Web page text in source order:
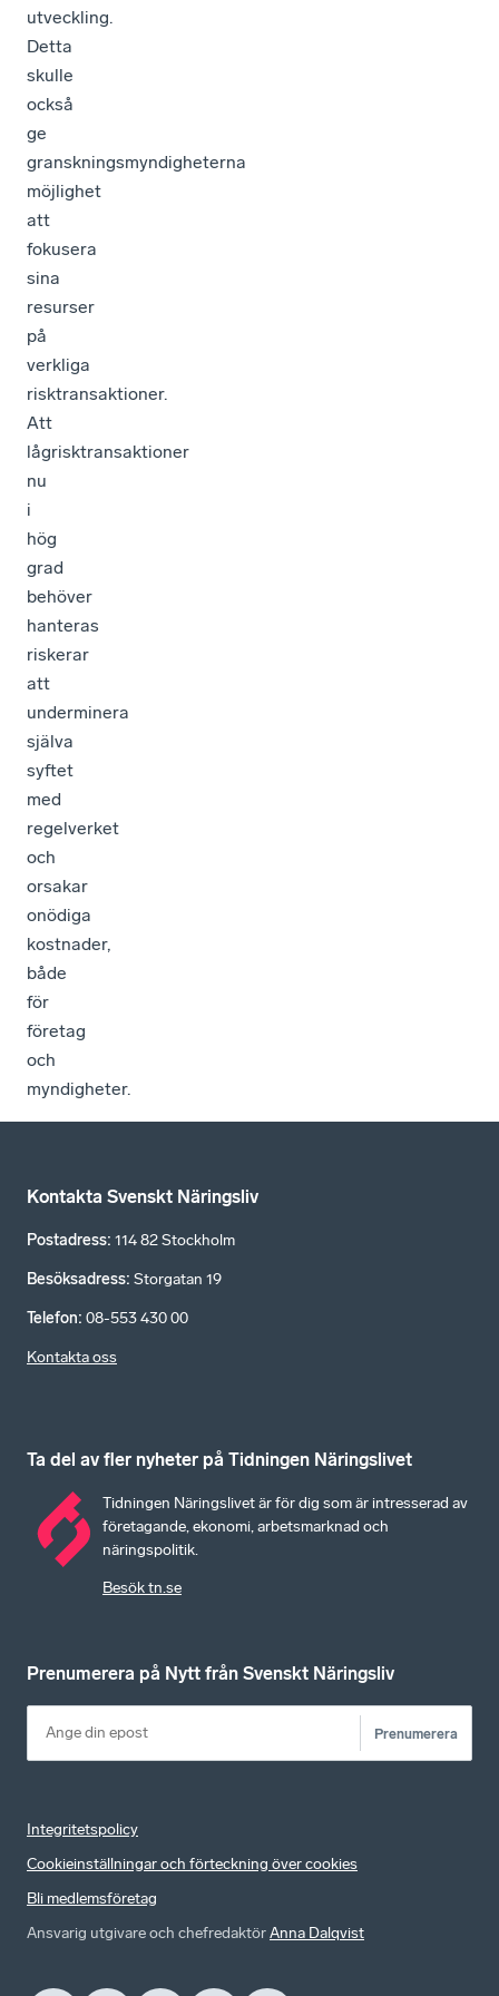
utveckling.
Detta
skulle
också
ge
granskningsmyndigheterna
möjlighet
att
fokusera
sina
resurser
på
verkliga
risktransaktioner.
Att
lågrisktransaktioner
nu
i
hög
grad
behöver
hanteras
riskerar
att
underminera
själva
syftet
med
regelverket
och
orsakar
onödiga
kostnader,
både
för
företag
och
myndigheter.
Kontakta Svenskt Näringsliv
Postadress: 114 82 Stockholm
Besöksadress: Storgatan 19
Telefon: 08-553 430 00
Kontakta oss
Ta del av fler nyheter på Tidningen Näringslivet
Tidningen Näringslivet är för dig som är intresserad av
företagande, ekonomi, arbetsmarknad och
näringspolitik.
Besök tn.se
Prenumerera på Nytt från Svenskt Näringsliv
Prenumerera
Integritetspolicy
Cookieinställningar och förteckning över cookies
Bli medlemsföretag
Ansvarig utgivare och chefredaktörAnna Dalqvist